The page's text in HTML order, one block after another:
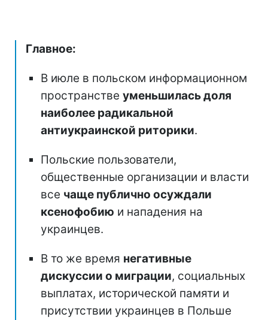
Главное:
В июле в польском информационном
пространстве уменьшилась доля
наиболее радикальной
антиукраинской риторики.
Польские пользователи,
общественные организации и власти
все чаще публично осуждали
ксенофобию и нападения на
украинцев.
В то же время негативные
дискуссии о миграции, социальных
выплатах, исторической памяти и
присутствии украинцев в Польше